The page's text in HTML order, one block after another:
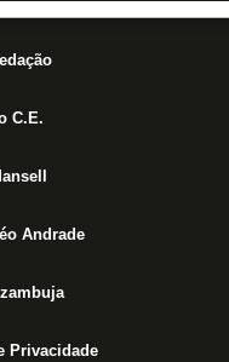
C.E.
Andrade
Privacidade
prejuízo no